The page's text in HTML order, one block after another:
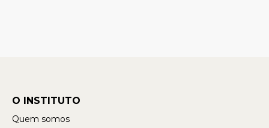
O INSTITUTO
Quem somos